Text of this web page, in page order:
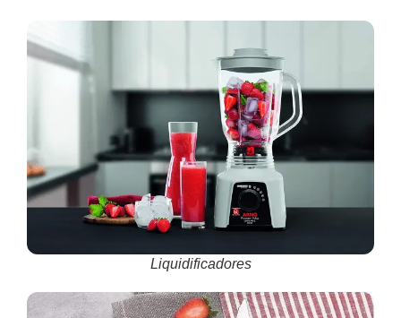
Liquidificadores